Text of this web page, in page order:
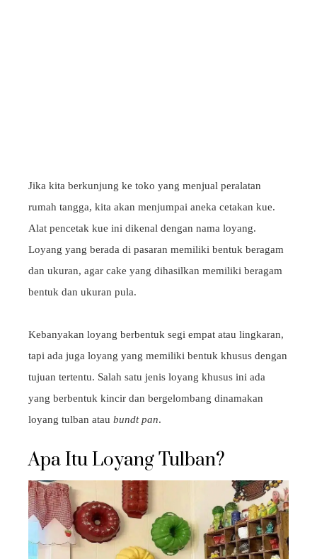
Jika kita berkunjung ke toko yang menjual peralatan
rumah tangga, kita akan menjumpai aneka cetakan kue.
Alat pencetak kue ini dikenal dengan nama loyang.
Loyang yang berada di pasaran memiliki bentuk beragam
dan ukuran, agar cake yang dihasilkan memiliki beragam
bentuk dan ukuran pula.
Kebanyakan loyang berbentuk segi empat atau lingkaran,
tapi ada juga loyang yang memiliki bentuk khusus dengan
tujuan tertentu. Salah satu jenis loyang khusus ini ada
yang berbentuk kincir dan bergelombang dinamakan
loyang tulban atau bundt pan.
Apa Itu Loyang Tulban?